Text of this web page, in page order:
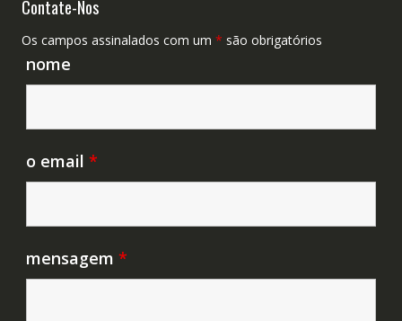
Contate-Nos
Os campos assinalados com um * são obrigatórios
nome
o email *
mensagem *